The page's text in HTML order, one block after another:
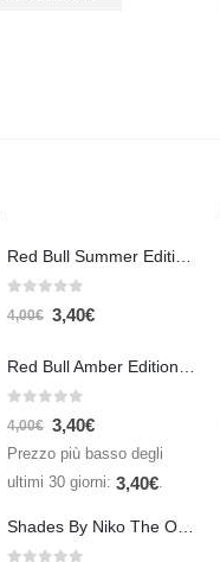
Red Bull Summer Edition Juneberry 250 ml
4,00€ 3,40€
Red Bull Amber Edition Apricot Strawberry 250ml – Energy Drink Albicocca e Fragola
4,00€ 3,40€
Prezzo più basso degli
ultimi 30 giorni: 3,40€